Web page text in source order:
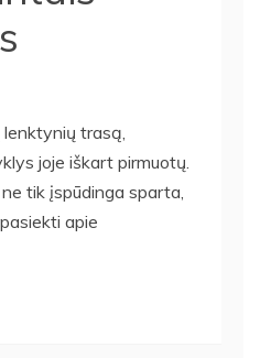
trasą,
joje iškart pirmuotų.
tik įspūdinga sparta,
apie